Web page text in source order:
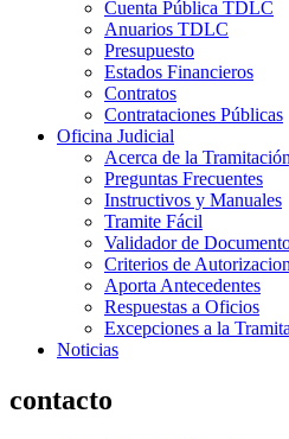
Cuenta Pública TDLC
Anuarios TDLC
Presupuesto
Estados Financieros
Contratos
Contrataciones Públicas
Oficina Judicial
Acerca de la Tramitación
Preguntas Frecuentes
Instructivos y Manuales
Tramite Fácil
Validador de
Criterios de
Aporta Antecedentes
Respuestas a Oficios
Excepciones a la
Noticias
contacto